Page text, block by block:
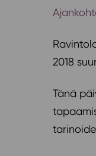
2018
Tänä